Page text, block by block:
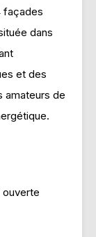
façades
dans
et des
amateurs de
ouverte